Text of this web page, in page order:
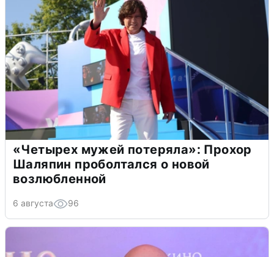
«Четырех мужей потеряла»: Прохор
Шаляпин проболтался о новой
возлюбленной
6 августа 96